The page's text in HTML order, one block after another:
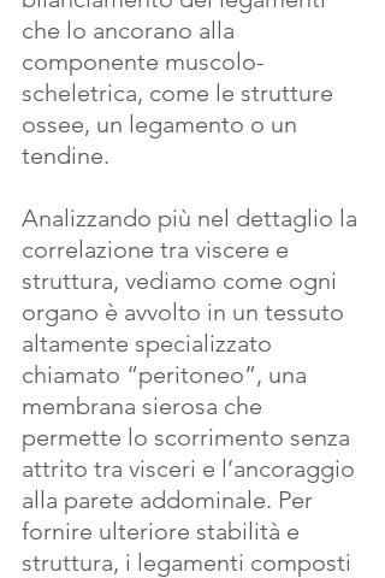
che lo ancorano alla
componente muscolo-
scheletrica, come le strutture
ossee, un legamento o un
tendine.
Analizzando più nel dettaglio la
correlazione tra viscere e
struttura, vediamo come ogni
organo è avvolto in un tessuto
altamente specializzato
chiamato “peritoneo”, una
membrana sierosa che
permette lo scorrimento senza
attrito tra visceri e l’ancoraggio
alla parete addominale. Per
fornire ulteriore stabilità e
struttura, i legamenti composti